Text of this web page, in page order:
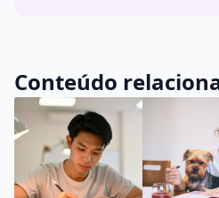
Conteúdo